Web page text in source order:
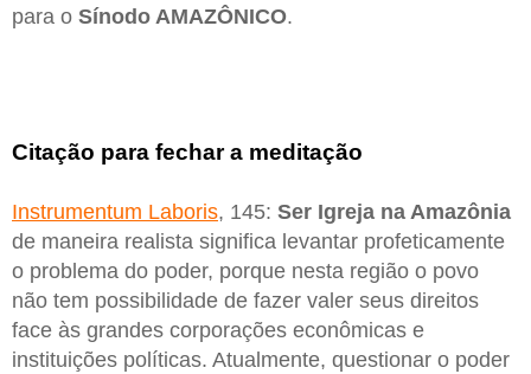
para o Sínodo AMAZÔNICO.
Citação para fechar a meditação
Instrumentum Laboris, 145: Ser Igreja na Amazônia
de maneira realista significa levantar profeticamente
o problema do poder, porque nesta região o povo
não tem possibilidade de fazer valer seus direitos
face às grandes corporações econômicas e
instituições políticas. Atualmente, questionar o poder